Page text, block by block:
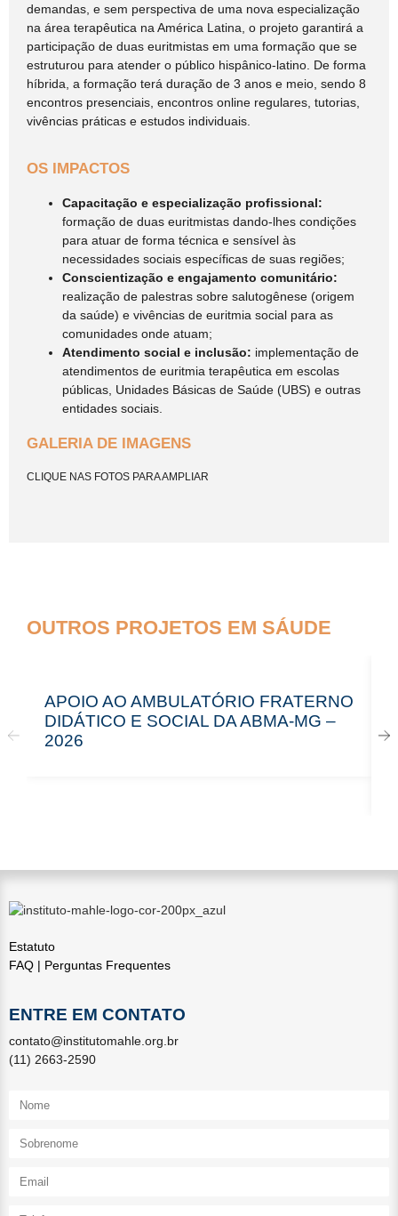
demandas, e sem perspectiva de uma nova especialização
na área terapêutica na América Latina, o projeto garantirá a
participação de duas euritmistas em uma formação que se
estruturou para atender o público hispânico-latino. De forma
híbrida, a formação terá duração de 3 anos e meio, sendo 8
encontros presenciais, encontros online regulares, tutorias,
vivências práticas e estudos individuais.
OS IMPACTOS
Capacitação e especialização profissional:
formação de duas euritmistas dando-lhes condições
para atuar de forma técnica e sensível às
necessidades sociais específicas de suas regiões;
Conscientização e engajamento comunitário:
realização de palestras sobre salutogênese (origem
da saúde) e vivências de euritmia social para as
comunidades onde atuam;
Atendimento social e inclusão: implementação de
atendimentos de euritmia terapêutica em escolas
públicas, Unidades Básicas de Saúde (UBS) e outras
entidades sociais.
GALERIA DE IMAGENS
CLIQUE NAS FOTOS PARA AMPLIAR
OUTROS PROJETOS EM SÁUDE
APOIO AO AMBULATÓRIO FRATERNO
DIDÁTICO E SOCIAL DA ABMA-MG –
2026
Estatuto
FAQ | Perguntas Frequentes
ENTRE EM CONTATO
contato@institutomahle.org.br
(11) 2663-2590